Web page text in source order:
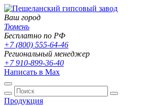
Ваш город
Тюмень
Бесплатно по РФ
+7 (800) 555-64-46
Региональный менеджер
+7 910-899-36-40
Написать в Max
Продукция